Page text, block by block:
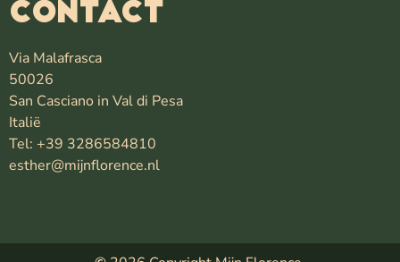
Contact
Via Malafrasca
50026
San Casciano in Val di Pesa
Italië
Tel: +39 3286584810
esther@mijnflorence.nl